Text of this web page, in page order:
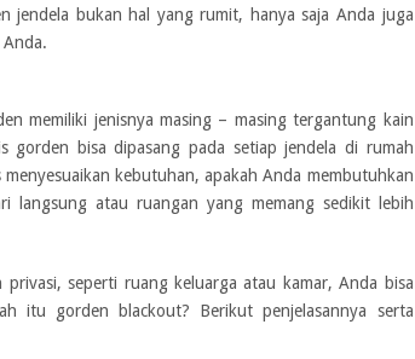
jendela bukan hal yang rumit, hanya saja Anda juga
memiliki jenisnya masing – masing tergantung kain
gorden bisa dipasang pada setiap jendela di rumah
kebutuhan, apakah Anda membutuhkan
langsung atau ruangan yang memang sedikit lebih
seperti ruang keluarga atau kamar, Anda bisa
itu gorden blackout? Berikut penjelasannya serta